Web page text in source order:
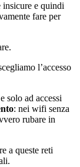
insicure e quindi
fare per
l’accesso
solo ad accessi
: nei wifi senza
rubare in
a queste reti